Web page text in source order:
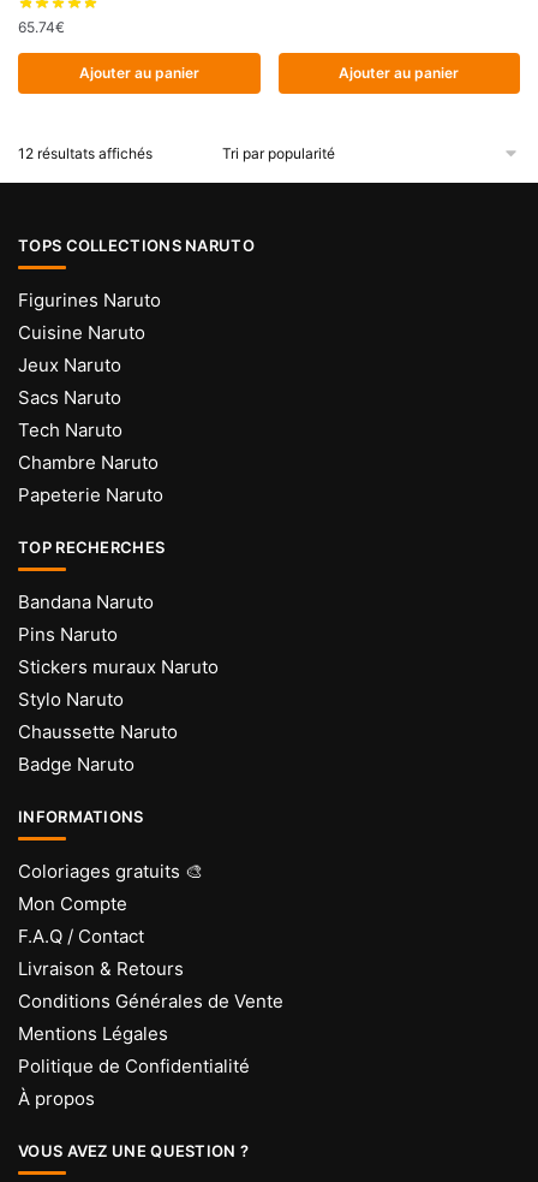
65.74€
Ajouter au panier Ajouter au panier
12 résultats affichésTrié
TOPS COLLECTIONS NARUTO
Figurines Naruto
Cuisine Naruto
Jeux Naruto
Sacs Naruto
Tech Naruto
Chambre Naruto
Papeterie Naruto
TOP RECHERCHES
Bandana Naruto
Pins Naruto
Stickers muraux Naruto
Stylo Naruto
Chaussette Naruto
Badge Naruto
INFORMATIONS
Coloriages gratuits 🎨
Mon Compte
F.A.Q / Contact
Livraison & Retours
Conditions Générales de Vente
Mentions Légales
Politique de Confidentialité
À propos
VOUS AVEZ UNE QUESTION ?